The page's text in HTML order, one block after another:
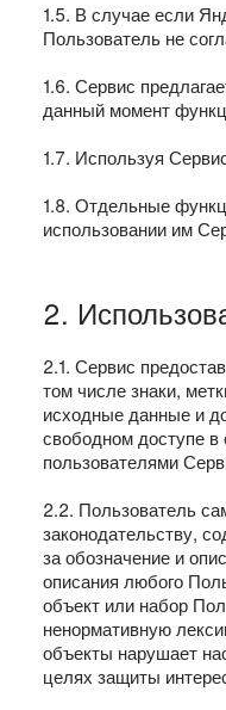
1.5. В случае если
Пользователь не
1.6. Сервис
данный момент
1.7. Используя
1.8. Отдельные
использовании им
2.
2.1. Сервис
том числе знаки,
исходные данные и
свободном доступе в
пользователями
2.2. Пользователь
законодательству,
за обозначение и
описания любого
объект или набор
ненормативную
объекты нарушает
целях защиты